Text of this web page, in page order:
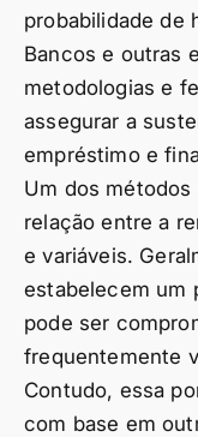
probabilidade de
Bancos e outras
metodologias e
assegurar a
empréstimo e
Um dos métodos
relação entre a
e variáveis.
estabelecem um
pode ser
frequentemente
Contudo, essa
com base em